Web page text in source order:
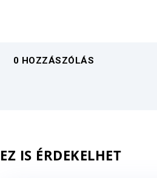
0 HOZZÁSZÓLÁS
EZ IS ÉRDEKELHET